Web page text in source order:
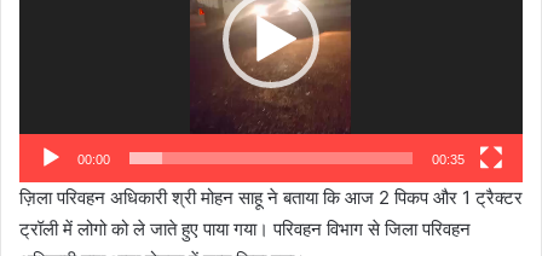
00:00 00:35
ज़िला परिवहन अधिकारी श्री मोहन साहू ने बताया कि आज 2 पिकप और 1 ट्रैक्टर
ट्रॉली में लोगो को ले जाते हुए पाया गया। परिवहन विभाग से जिला परिवहन